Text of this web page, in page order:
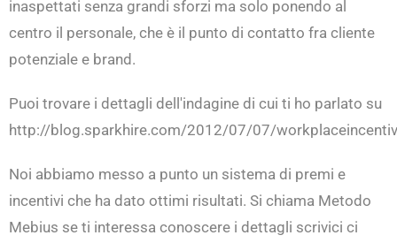
inaspettati senza grandi sforzi ma solo ponendo al
centro il personale, che è il punto di contatto fra cliente
potenziale e brand.
Puoi trovare i dettagli dell'indagine di cui ti ho parlato su
http://blog.sparkhire.com/2012/07/07/
Noi abbiamo messo a punto un sistema di premi e
incentivi che ha dato ottimi risultati. Si chiama Metodo
Mebius se ti interessa conoscere i dettagli scrivici ci